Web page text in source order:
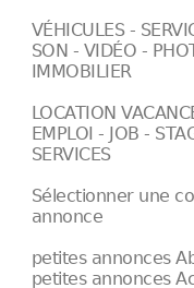
VÉHICULES -
SON - VIDÉO -
IMMOBILIER
LOCATION
EMPLOI - JOB -
SERVICES
Sélectionner une
annonce
petites annonces
petites annonces